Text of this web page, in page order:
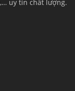
uy tín chất lượng.